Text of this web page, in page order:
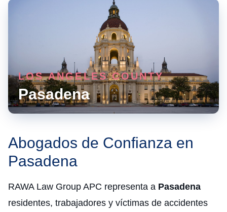
LOS ANGELES COUNTY
Pasadena
Abogados de Confianza en
Pasadena
RAWA Law Group APC representa a Pasadena
residentes, trabajadores y víctimas de accidentes